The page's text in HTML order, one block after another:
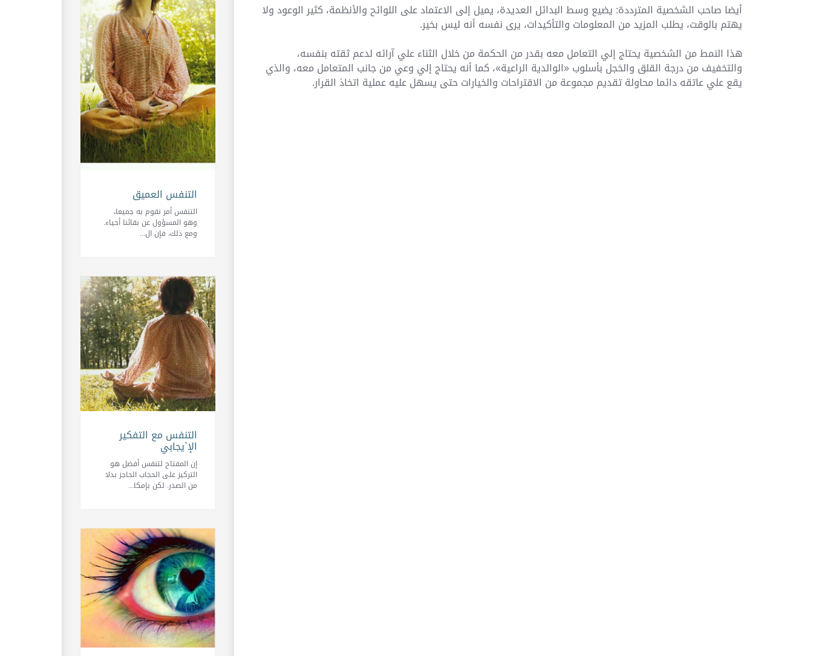
أيضا صاحب الشخصية المترددة: يضيع وسط البدائل العديدة، يميل إلى الاعتماد على اللوائح والأنظمة، كثير الوعود ولا
يهتم بالوقت، يطلب المزيد من المعلومات والتأكيدات، يرى نفسه أنه ليس بخير.
هذا النمط من الشخصية يحتاج إلي التعامل معه بقدر من الحكمة من خلال الثناء علي آرائه لدعم ثقته بنفسه،
والتخفيف من درجة القلق والخجل بأسلوب «الوالدية الراعية»، كما أنه يحتاج إلي وعي من جانب المتعامل معه، والذي
يقع علي عاتقه دائما محاولة تقديم مجموعة من الاقتراحات والخيارات حتى يسهل عليه عملية اتخاذ القرار.
التنفس العميق
التنفس أمر نقوم به جميعا،
وهو المسؤول عن بقائنا أحياء.
ومع ذلك، فإن ال...
التنفس مع التفكير
الإ`يجابي
إن المفتاح لتنفس أفضل هو
التركيز على الحجاب الحاجز بدلا
من الصدر. لكن بإمكا...